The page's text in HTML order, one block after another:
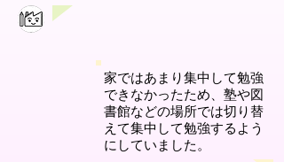
家ではあまり集中して勉強
できなかったため、塾や図
書館などの場所では切り替
えて集中して勉強するよう
にしていました。